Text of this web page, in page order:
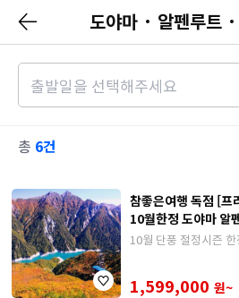
도야마 · 알펜루트
총 6건
참좋은여행 독점 [
10월한정 도야마 알
차 탑승/팁포함]
10월 단풍 절정시즌
1,599,000 원~